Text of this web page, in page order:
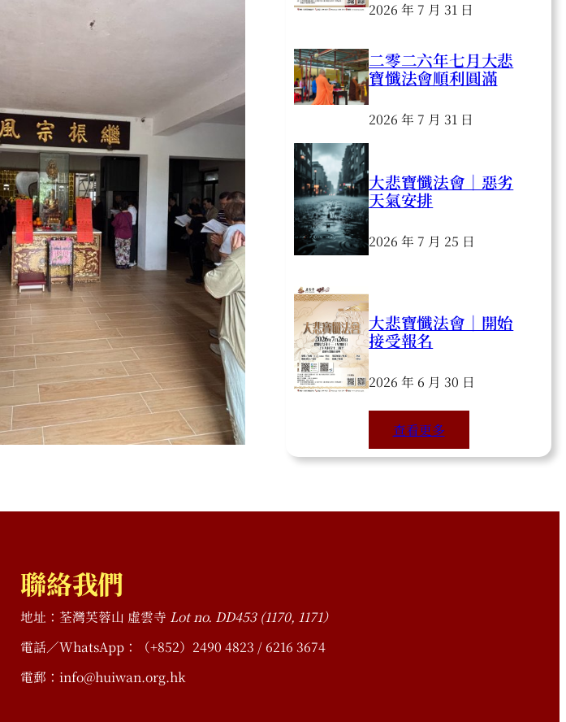
2026 年 7 月 31 日
二零二六年七月大悲
寶懺法會順利圓滿
2026 年 7 月 31 日
大悲寶懺法會｜惡劣
天氣安排
2026 年 7 月 25 日
大悲寶懺法會｜開始
接受報名
2026 年 6 月 30 日
查看更多
聯絡我們
地址：荃灣芙蓉山 虛雲寺 Lot no. DD453 (1170, 1171）
電話／WhatsApp：（+852）2490 4823 / 6216 3674
電郵：info@huiwan.org.hk